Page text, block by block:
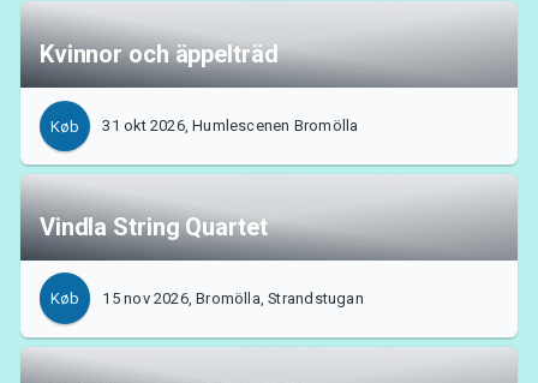
Kvinnor och äppelträd
Køb 31 okt 2026, Humlescenen Bromölla
Vindla String Quartet
Køb 15 nov 2026, Bromölla, Strandstugan